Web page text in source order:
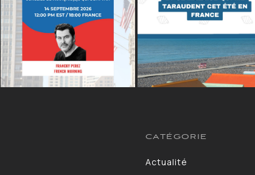
CATÉGORIE
Actualité